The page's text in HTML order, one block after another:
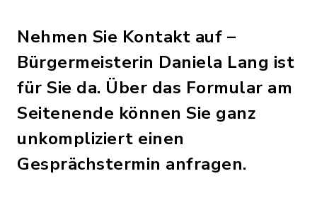
Nehmen Sie Kontakt auf –
Bürgermeisterin Daniela Lang ist
für Sie da. Über das Formular am
Seitenende können Sie ganz
unkompliziert einen
Gesprächstermin anfragen.